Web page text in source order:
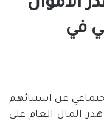
الأموال
في
عن استيائهم
المال العام على